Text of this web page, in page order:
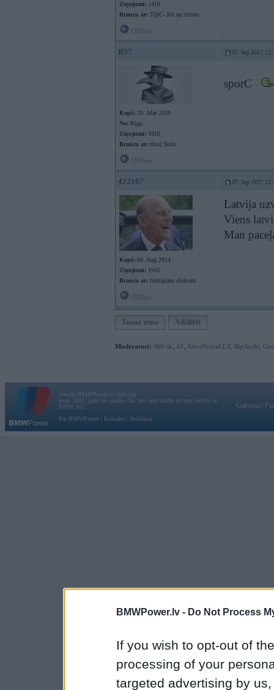
BMWPower.lv - Do Not Process
If you wish to opt-out of
processing of your
targeted advertising by
Ziņojumi: 1419
Braucu ar: T@C- R6 un citiem
RS7 07. Sep 2017,
Kopš: 20. Mar 2010
No: Rīga
Ziņojumi: 9319
Braucu ar: dīzeļ Teslu
sporC
422167 07. Sep 2017,
Kopš: 04. Aug 2014
Ziņojumi: 1942
Braucu ar: liektajiem diskiem
Latvija
Viens
Man
Jauna tēma Atbildēt
Moderatori: 968-jk AV AiwaShuraLLP, BigArchi
Vortāls BMWPower.lv darbojas
kopš 2002. gada 14. maija. Tas nav auto klubs un nav saistīts ar
BMW AG.
Par BMWPower
Kontakti Reklāma
Galvena